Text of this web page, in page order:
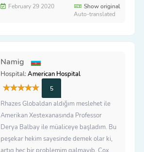
February 29 2020
Show original
Auto-translated
Namig
Hospital:American Hospital
5
Rhazes Globaldan aldığım meslehet ile
Amerikan Xestexanasında Professor
Derya Balbay ile müaliceye başladım. Bu
peşekar hekim sayesinde demek olar ki,